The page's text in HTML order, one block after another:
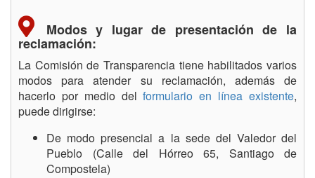
Modos y lugar de presentación de la
reclamación:
La Comisión de Transparencia tiene habilitados varios
modos para atender su reclamación, además de
hacerlo por medio delformulario en línea existente,
puede dirigirse:
De modo presencial a la sede del Valedor del
Pueblo (Calle del Hórreo 65, Santiago de
Compostela)